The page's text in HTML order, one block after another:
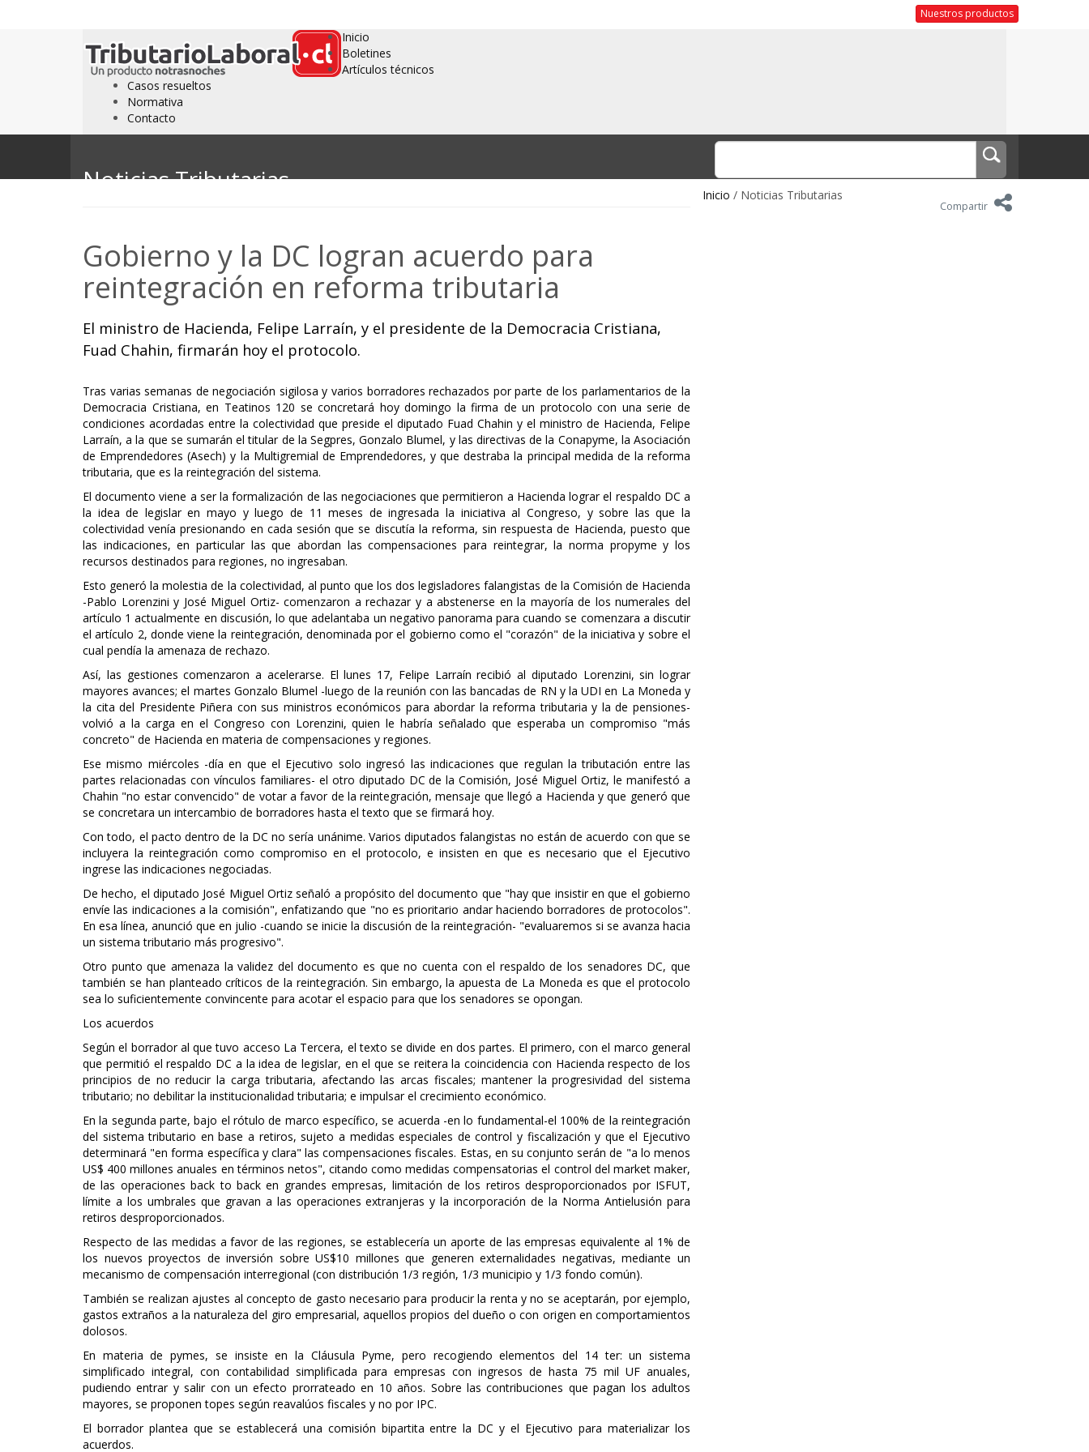
Nuestros productos
Inicio
Boletines
Artículos técnicos
Casos resueltos
Normativa
Contacto
Noticias Tributarias
Inicio / Noticias Tributarias
Compartir
Gobierno y la DC logran acuerdo para
reintegración en reforma tributaria
El ministro de Hacienda, Felipe Larraín, y el presidente de la Democracia Cristiana,
Fuad Chahin, firmarán hoy el protocolo.
Tras varias semanas de negociación sigilosa y varios borradores rechazados por parte de los parlamentarios de la
Democracia Cristiana, en Teatinos 120 se concretará hoy domingo la firma de un protocolo con una serie de
condiciones acordadas entre la colectividad que preside el diputado Fuad Chahin y el ministro de Hacienda, Felipe
Larraín, a la que se sumarán el titular de la Segpres, Gonzalo Blumel, y las directivas de la Conapyme, la Asociación
de Emprendedores (Asech) y la Multigremial de Emprendedores, y que destraba la principal medida de la reforma
tributaria, que es la reintegración del sistema.
El documento viene a ser la formalización de las negociaciones que permitieron a Hacienda lograr el respaldo DC a
la idea de legislar en mayo y luego de 11 meses de ingresada la iniciativa al Congreso, y sobre las que la
colectividad venía presionando en cada sesión que se discutía la reforma, sin respuesta de Hacienda, puesto que
las indicaciones, en particular las que abordan las compensaciones para reintegrar, la norma propyme y los
recursos destinados para regiones, no ingresaban.
Esto generó la molestia de la colectividad, al punto que los dos legisladores falangistas de la Comisión de Hacienda
-Pablo Lorenzini y José Miguel Ortiz- comenzaron a rechazar y a abstenerse en la mayoría de los numerales del
artículo 1 actualmente en discusión, lo que adelantaba un negativo panorama para cuando se comenzara a discutir
el artículo 2, donde viene la reintegración, denominada por el gobierno como el "corazón" de la iniciativa y sobre el
cual pendía la amenaza de rechazo.
Así, las gestiones comenzaron a acelerarse. El lunes 17, Felipe Larraín recibió al diputado Lorenzini, sin lograr
mayores avances; el martes Gonzalo Blumel -luego de la reunión con las bancadas de RN y la UDI en La Moneda y
la cita del Presidente Piñera con sus ministros económicos para abordar la reforma tributaria y la de pensiones-
volvió a la carga en el Congreso con Lorenzini, quien le habría señalado que esperaba un compromiso "más
concreto" de Hacienda en materia de compensaciones y regiones.
Ese mismo miércoles -día en que el Ejecutivo solo ingresó las indicaciones que regulan la tributación entre las
partes relacionadas con vínculos familiares- el otro diputado DC de la Comisión, José Miguel Ortiz, le manifestó a
Chahin "no estar convencido" de votar a favor de la reintegración, mensaje que llegó a Hacienda y que generó que
se concretara un intercambio de borradores hasta el texto que se firmará hoy.
Con todo, el pacto dentro de la DC no sería unánime. Varios diputados falangistas no están de acuerdo con que se
incluyera la reintegración como compromiso en el protocolo, e insisten en que es necesario que el Ejecutivo
ingrese las indicaciones negociadas.
De hecho, el diputado José Miguel Ortiz señaló a propósito del documento que "hay que insistir en que el gobierno
envíe las indicaciones a la comisión", enfatizando que "no es prioritario andar haciendo borradores de protocolos".
En esa línea, anunció que en julio -cuando se inicie la discusión de la reintegración- "evaluaremos si se avanza hacia
un sistema tributario más progresivo".
Otro punto que amenaza la validez del documento es que no cuenta con el respaldo de los senadores DC, que
también se han planteado críticos de la reintegración. Sin embargo, la apuesta de La Moneda es que el protocolo
sea lo suficientemente convincente para acotar el espacio para que los senadores se opongan.
Los acuerdos
Según el borrador al que tuvo acceso La Tercera, el texto se divide en dos partes. El primero, con el marco general
que permitió el respaldo DC a la idea de legislar, en el que se reitera la coincidencia con Hacienda respecto de los
principios de no reducir la carga tributaria, afectando las arcas fiscales; mantener la progresividad del sistema
tributario; no debilitar la institucionalidad tributaria; e impulsar el crecimiento económico.
En la segunda parte, bajo el rótulo de marco específico, se acuerda -en lo fundamental-el 100% de la reintegración
del sistema tributario en base a retiros, sujeto a medidas especiales de control y fiscalización y que el Ejecutivo
determinará "en forma específica y clara" las compensaciones fiscales. Estas, en su conjunto serán de "a lo menos
US$ 400 millones anuales en términos netos", citando como medidas compensatorias el control del market maker,
de las operaciones back to back en grandes empresas, limitación de los retiros desproporcionados por ISFUT,
límite a los umbrales que gravan a las operaciones extranjeras y la incorporación de la Norma Antielusión para
retiros desproporcionados.
Respecto de las medidas a favor de las regiones, se establecería un aporte de las empresas equivalente al 1% de
los nuevos proyectos de inversión sobre US$10 millones que generen externalidades negativas, mediante un
mecanismo de compensación interregional (con distribución 1/3 región, 1/3 municipio y 1/3 fondo común).
También se realizan ajustes al concepto de gasto necesario para producir la renta y no se aceptarán, por ejemplo,
gastos extraños a la naturaleza del giro empresarial, aquellos propios del dueño o con origen en comportamientos
dolosos.
En materia de pymes, se insiste en la Cláusula Pyme, pero recogiendo elementos del 14 ter: un sistema
simplificado integral, con contabilidad simplificada para empresas con ingresos de hasta 75 mil UF anuales,
pudiendo entrar y salir con un efecto prorrateado en 10 años. Sobre las contribuciones que pagan los adultos
mayores, se proponen topes según reavalúos fiscales y no por IPC.
El borrador plantea que se establecerá una comisión bipartita entre la DC y el Ejecutivo para materializar los
acuerdos.